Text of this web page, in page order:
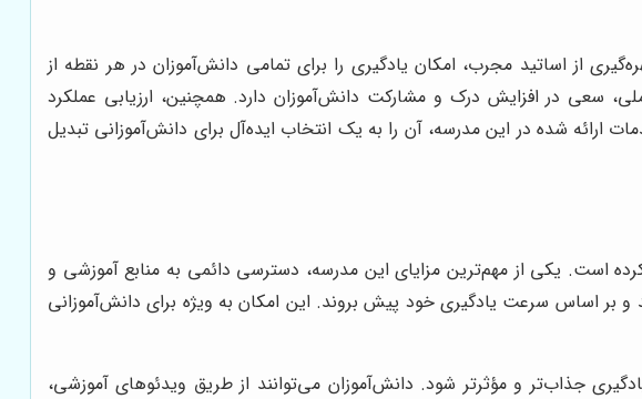
از اساتید مجرب، امکان یادگیری را برای تمامی دانش‌آموزان در هر نقطه از
سعی در افزایش درک و مشارکت دانش‌آموزان دارد. همچنین، ارزیابی عملکرد
شده در این مدرسه، آن را به یک انتخاب ایده‌آل برای دانش‌آموزانی تبدیل
است. یکی از مهم‌ترین مزایای این مدرسه، دسترسی دائمی به منابع آموزشی و
بر اساس سرعت یادگیری خود پیش بروند. این امکان به ویژه برای دانش‌آموزانی
جذاب‌تر و مؤثرتر شود. دانش‌آموزان می‌توانند از طریق ویدئوهای آموزشی،